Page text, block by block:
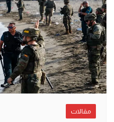
مقالات